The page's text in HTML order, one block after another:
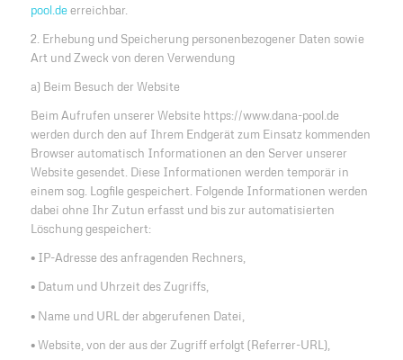
pool.deerreichbar.
2. Erhebung und Speicherung personenbezogener Daten sowie
Art und Zweck von deren Verwendung
a) Beim Besuch der Website
Beim Aufrufen unserer Website https://www.dana-pool.de
werden durch den auf Ihrem Endgerät zum Einsatz kommenden
Browser automatisch Informationen an den Server unserer
Website gesendet. Diese Informationen werden temporär in
einem sog. Logfile gespeichert. Folgende Informationen werden
dabei ohne Ihr Zutun erfasst und bis zur automatisierten
Löschung gespeichert:
• IP-Adresse des anfragenden Rechners,
• Datum und Uhrzeit des Zugriffs,
• Name und URL der abgerufenen Datei,
• Website, von der aus der Zugriff erfolgt (Referrer-URL),